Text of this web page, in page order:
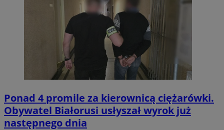
Ponad 4 promile za kierownicą ciężarówki.
Obywatel Białorusi usłyszał wyrok już
następnego dnia